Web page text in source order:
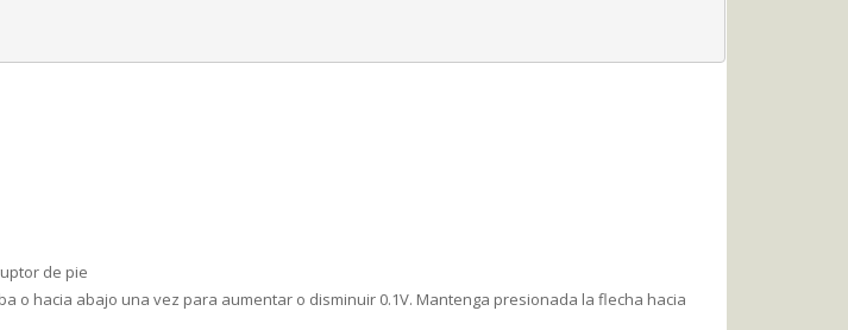
de pie
hacia abajo una vez para aumentar o disminuir 0.1V. Mantenga presionada la flecha hacia